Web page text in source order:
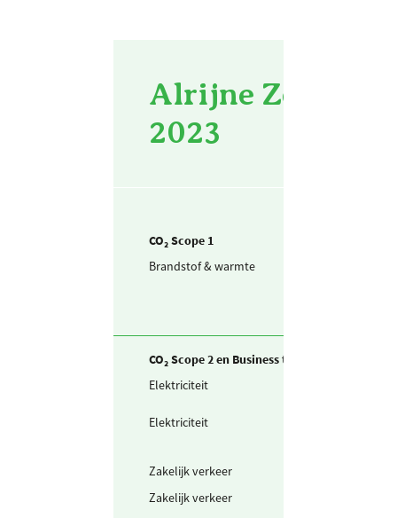
Alrijne
2023
CO₂ Scope 1
Brandstof & warmte
CO₂ Scope 2 en Business travel
Elektriciteit
Elektriciteit
Zakelijk verkeer
Zakelijk verkeer